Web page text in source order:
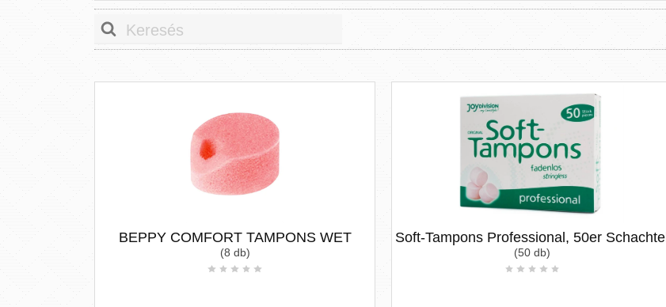
BEPPY COMFORT TAMPONS WET
(8 db)
Soft-Tampons Professional, 50er Schachtel
(50 db)